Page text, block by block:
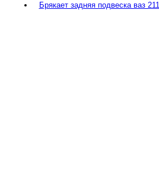
Брякает задняя подвеска ваз